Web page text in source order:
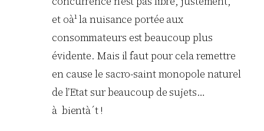
et oà¹ la nuisance portée aux
consommateurs est beaucoup plus
évidente. Mais il faut pour cela remettre
en cause le sacro-saint monopole naturel
de l’Etat sur beaucoup de sujets…
à bientà´t !